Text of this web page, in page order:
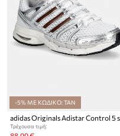
-5% ΜΕ ΚΩΔΙΚΟ: TAN
Τρέχουσα τιμή: